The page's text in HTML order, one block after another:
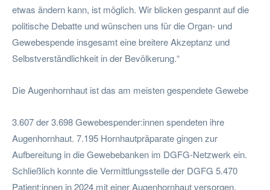
etwas ändern kann, ist möglich. Wir blicken gespannt auf die
politische Debatte und wünschen uns für die Organ- und
Gewebespende insgesamt eine breitere Akzeptanz und
Selbstverständlichkeit in der Bevölkerung.“
Die Augenhornhaut ist das am meisten gespendete Gewebe
3.607 der 3.698 Gewebespender:innen spendeten ihre
Augenhornhaut. 7.195 Hornhautpräparate gingen zur
Aufbereitung in die Gewebebanken im DGFG-Netzwerk ein.
Schließlich konnte die Vermittlungsstelle der DGFG 5.470
Patient:innen in 2024 mit einer Augenhornhaut versorgen.